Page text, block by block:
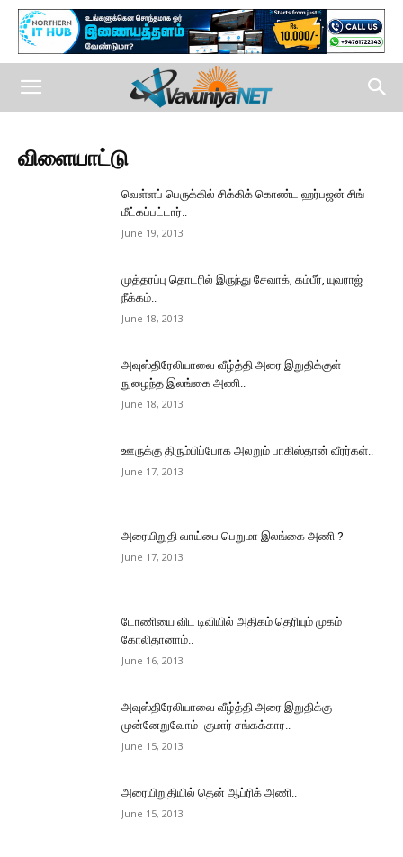
விளையாட்டு
வெள்ளப் பெருக்கில் சிக்கிக் கொண்ட ஹர்பஜன் சிங்
மீட்கப்பட்டார்..
June 19, 2013
முத்தரப்பு தொடரில் இருந்து சேவாக், கம்பீர், யுவராஜ்
நீக்கம்..
June 18, 2013
அவுஸ்திரேலியாவை வீழ்த்தி அரை இறுதிக்குள்
நுழைந்த இலங்கை அணி..
June 18, 2013
ஊருக்கு திரும்பிப்போக அலறும் பாகிஸ்தான் வீரர்கள்..
June 17, 2013
அரையிறுதி வாய்பை பெறுமா இலங்கை அணி ?
June 17, 2013
டோணியை விட டிவியில் அதிகம் தெரியும் முகம்
கோலிதானாம்..
June 16, 2013
அவுஸ்திரேலியாவை வீழ்த்தி அரை இறுதிக்கு
முன்னேறுவோம்- குமார் சங்கக்கார..
June 15, 2013
அரையிறுதியில் தென் ஆப்ரிக் அணி..
June 15, 2013